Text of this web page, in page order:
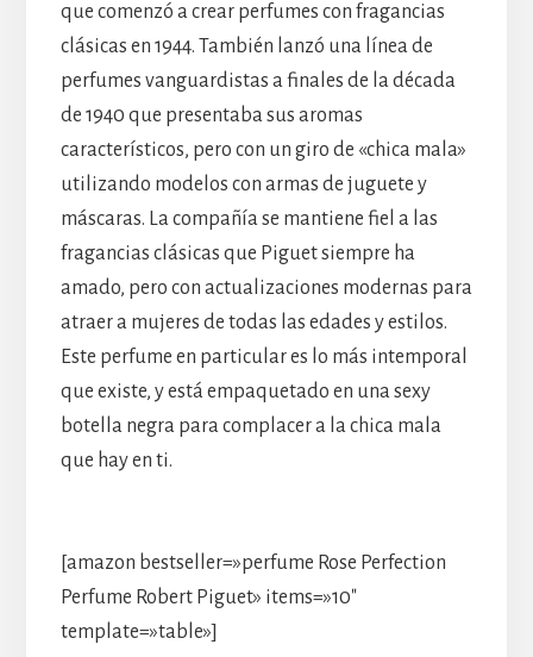
que comenzó a crear perfumes con fragancias
clásicas en 1944. También lanzó una línea de
perfumes vanguardistas a finales de la década
de 1940 que presentaba sus aromas
característicos, pero con un giro de «chica mala»
utilizando modelos con armas de juguete y
máscaras. La compañía se mantiene fiel a las
fragancias clásicas que Piguet siempre ha
amado, pero con actualizaciones modernas para
atraer a mujeres de todas las edades y estilos.
Este perfume en particular es lo más intemporal
que existe, y está empaquetado en una sexy
botella negra para complacer a la chica mala
que hay en ti.
[amazon bestseller=»perfume Rose Perfection
Perfume Robert Piguet» items=»10″
template=»table»]